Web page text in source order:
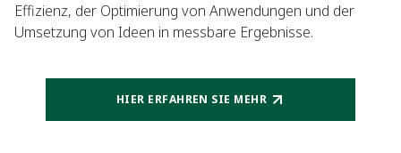
Effizienz, der Optimierung von Anwendungen und der
Umsetzung von Ideen in messbare Ergebnisse.
HIER ERFAHREN SIE MEHR